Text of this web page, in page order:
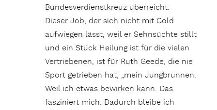
Bundesverdienstkreuz überreicht.
Dieser Job, der sich nicht mit Gold
aufwiegen lässt, weil er Sehnsüchte stillt
und ein Stück Heilung ist für die vielen
Vertriebenen, ist für Ruth Geede, die nie
Sport getrieben hat, „mein Jungbrunnen.
Weil ich etwas bewirken kann. Das
fasziniert mich. Dadurch bleibe ich